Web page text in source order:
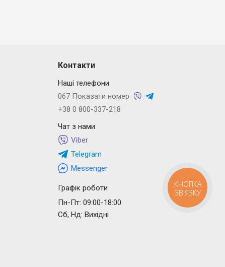
Контакти
Наші телефони
067 Показати номер
+38 0 800-337-218
Чат з нами
Viber
Telegram
Messenger
Графік роботи
Пн-Пт: 09:00-18:00
Сб, Нд: Вихідні
КНОПКА
ЗВ'ЯЗКУ